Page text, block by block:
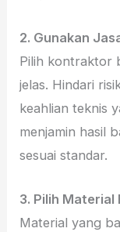
2. Gunakan
Pilih kontraktor
jelas. Hindari
keahlian teknis
menjamin hasil
sesuai standar.
3. Pilih Material
Material yang